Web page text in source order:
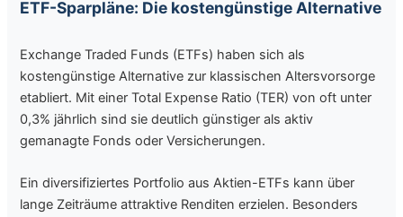
ETF-Sparpläne: Die kostengünstige Alternative
Exchange Traded Funds (ETFs) haben sich als
kostengünstige Alternative zur klassischen Altersvorsorge
etabliert. Mit einer Total Expense Ratio (TER) von oft unter
0,3% jährlich sind sie deutlich günstiger als aktiv
gemanagte Fonds oder Versicherungen.
Ein diversifiziertes Portfolio aus Aktien-ETFs kann über
lange Zeiträume attraktive Renditen erzielen. Besonders